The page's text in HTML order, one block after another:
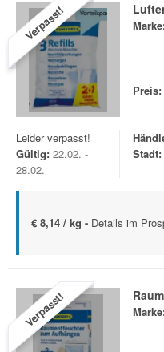
Verpasst!
Preis:
Leider verpasst!
Gültig: 22.02. -
28.02.
Stadt:
€ 8,14 / kg - Details im
Verpasst!